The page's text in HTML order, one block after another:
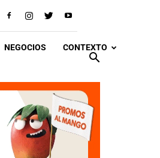
NEGOCIOS CONTEXTO